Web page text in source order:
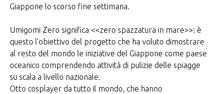
Giappone lo scorso fine settimana.
Umigomi Zero significa <<zero spazzatura in mare>>: è
questo l’obiettivo del progetto che ha voluto dimostrare
al resto del mondo le iniziative del Giappone come paese
oceanico comprendendo attività di pulizie delle spiagge
su scala a livello nazionale.
Otto cosplayer da tutto il mondo, che hanno